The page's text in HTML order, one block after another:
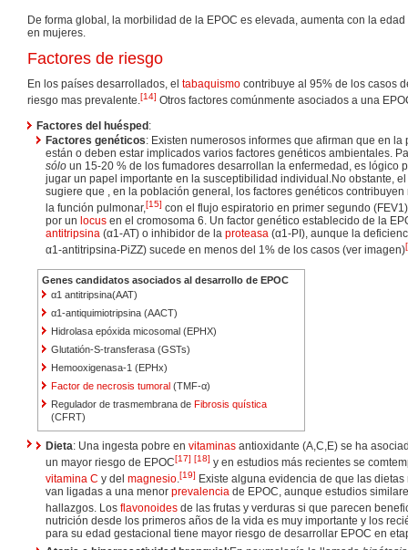
De forma global, la morbilidad de la EPOC es elevada, aumenta con la
en mujeres.
Factores de riesgo
En los países desarrollados, el tabaquismo contribuye al 95% de los casos
riesgo mas prevalente.[14] Otros factores comúnmente asociados a una
Factores del huésped :
Factores genéticos: Existen numerosos informes que afirman que en la
están o deben estar implicados varios factores genéticos ambientales.
sólo un 15-20 % de los fumadores desarrollan la enfermedad, es lógico
jugar un papel importante en la susceptibilidad individual.No obstante,
sugiere que , en la población general, los factores genéticos
la función pulmonar,[15] con el flujo espiratorio en primer segundo
por un locus en el cromosoma 6. Un factor genético establecido de la
antitripsina (α1-AT) o inhibidor de la proteasa (α1-PI), aunque la
α1-antitripsina-PiZZ) sucede en menos del 1% de los casos (ver imagen)[
Genes candidatos asociados al desarrollo de EPOC
α1 antitripsina(AAT)
α1-antiquimiotripsina (AACT)
Hidrolasa epóxida micosomal (EPHX)
Glutatión-S-transferasa (GSTs)
Hemooxigenasa-1 (EPHx)
Factor de necrosis tumoral (TMF-α)
Regulador de trasmembrana deFibrosis quística
(CFRT)
Dieta: Una ingesta pobre en vitaminas antioxidante (A,C,E) se ha
un mayor riesgo de EPOC[17] [18] y en estudios más recientes se
vitamina C y del magnesio.[19] Existe alguna evidencia de que las
van ligadas a una menor prevalencia de EPOC, aunque estudios
hallazgos. Los flavonoides de las frutas y verduras si que parecen
nutrición desde los primeros años de la vida es muy importante y los
para su edad gestacional tiene mayor riesgo de desarrollar EPOC en